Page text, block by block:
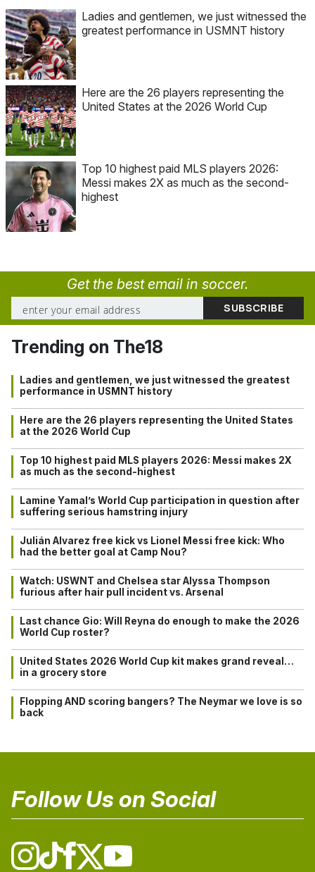
Ladies and gentlemen, we just witnessed the
greatest performance in USMNT history
Here are the 26 players representing the
United States at the 2026 World Cup
Top 10 highest paid MLS players 2026:
Messi makes 2X as much as the second-
highest
Get the best email in soccer.
Trending on The18
Ladies and gentlemen, we just witnessed the greatest
performance in USMNT history
Here are the 26 players representing the United States
at the 2026 World Cup
Top 10 highest paid MLS players 2026: Messi makes 2X
as much as the second-highest
Lamine Yamal’s World Cup participation in question after
suffering serious hamstring injury
Julián Alvarez free kick vs Lionel Messi free kick: Who
had the better goal at Camp Nou?
Watch: USWNT and Chelsea star Alyssa Thompson
furious after hair pull incident vs. Arsenal
Last chance Gio: Will Reyna do enough to make the 2026
World Cup roster?
United States 2026 World Cup kit makes grand reveal…
in a grocery store
Flopping AND scoring bangers? The Neymar we love is so
back
Follow Us on Social